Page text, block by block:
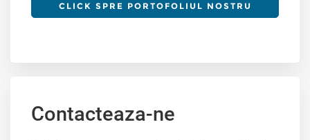
CLICK SPRE PORTOFOLIUL NOSTRU
Contacteaza-ne